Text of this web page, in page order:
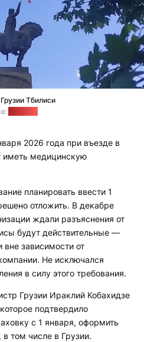
Тбилиси
2026 года при въезде в
иметь медицинскую
планировать ввести 1
отложить. В декабре
ждали разъяснения от
будут действительные —
зависимости от
Не исключался
в силу этого требования.
Грузии Ираклий Кобахидзе
подтвердило
с 1 января, оформить
том числе в Грузии.